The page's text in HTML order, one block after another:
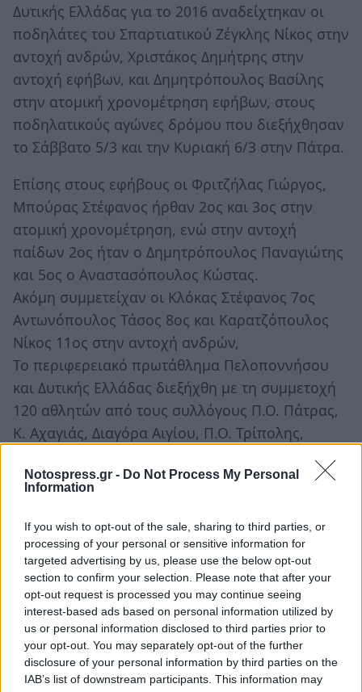
Notospress.gr - Do Not Process My Personal
Information
If you wish to opt-out of the sale, sharing to third parties, or
processing of your personal or sensitive information for
targeted advertising by us, please use the below opt-out
section to confirm your selection. Please note that after your
opt-out request is processed you may continue seeing
interest-based ads based on personal information utilized by
us or personal information disclosed to third parties prior to
your opt-out. You may separately opt-out of the further
disclosure of your personal information by third parties on the
IAB’s list of downstream participants. This information may
Δυτικής Ελλάδας για το 2016 αναδείχτηκαν οι
ποδηλάτες του Σπαρτιατικού Ζέγκλης Νίκος στην
αντοχή ανδρών, Χριστάκος Δημήτρης στην
αντοχή εφήβων, και Δημητρόπουλος Βασίλης
στην ατομική χρονομέτρηση εφήβων, στους
ποδηλατικούς αγώνες δρόμου που διεξήχθησαν
το Σάββατο 5/3 και την Κυριακή 6/3 στην Πάτρα.
Επίσης στους εφήβους οι Φριτζήλας Γιώργος,
Μπούρας Στέφανος ήρθαν 2ος και 3ος στην
ατομική χρονομέτρηση, ενώ στην αντοχή
παίδων 2ος ήταν ο Δημητρόπουλος Παναγιώτης
και 5ος ο Αναστασόπουλος Κώστας.
Ακόμη συμμετείχαν οι Κλόκας Στέφανος 7ος
Αντωνόπουλος Τάσος 8ος και Καρατζόπουλος
Νίκος 11ος στην αντοχή ανδρών,
Το περιφερειακό πρωτάθλημα Πελοποννήσου
και Δυτικής Ελλάδας διεξήχθη με τη συμμετοχή
120 αθλητών από τους συλλόγους Π.Ο. Πάτρας,
Κ. Αχαγιάς, Διαγόρα Αιγίου, Π.Ο. Τρίπολης,
Μεσσηνιακού, Α.Σ. Πύργου, Κορινθιακού, ΟΦΠ
Ιωαννίνων, ΑΟ Αγρινίου, ΑΕΚ Τρίπολης και
Πάτρας.
Κοντά στους ποδηλάτες του Σπαρτιατικού
βρέθηκαν οι προπονητές Γιαννιώσης Βασίλης
και Βορβής Χρήστος, ο Παναγιώτης Πριστούρης
έφορος ποδηλασίας και αρκετοί γονείς των
αθλητών.